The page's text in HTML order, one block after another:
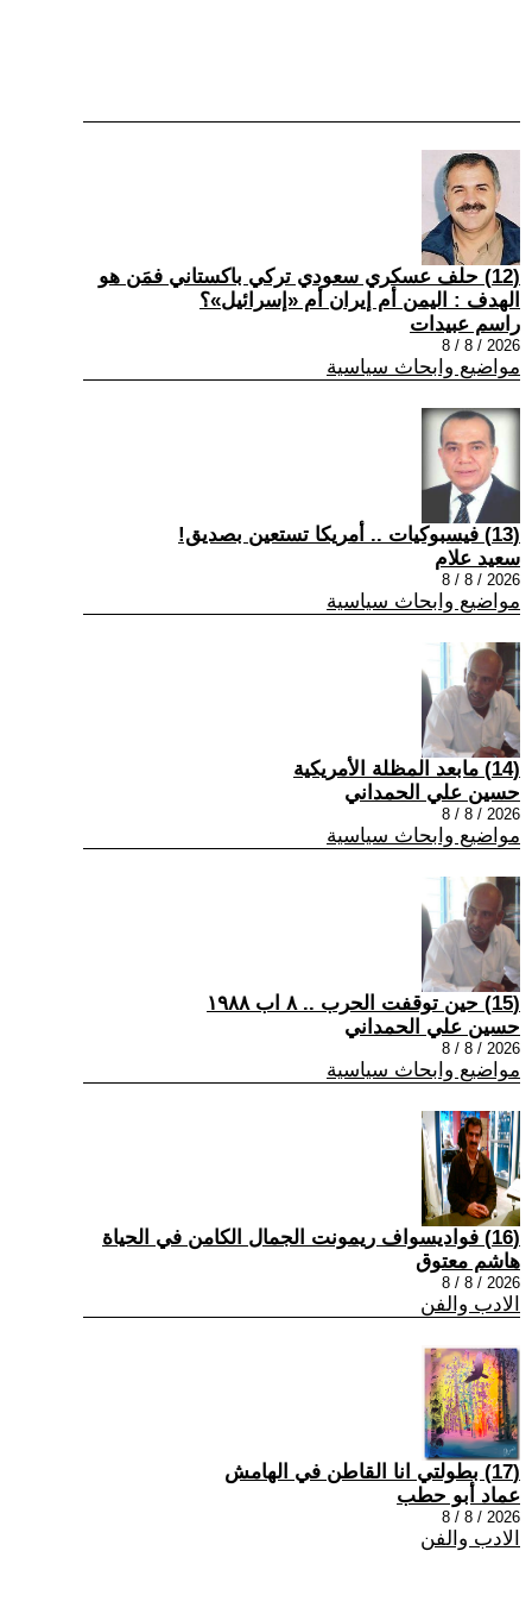
(12) حلف عسكري سعودي تركي باكستاني فمَن هو
الهدف : اليمن أم إيران أم «إسرائيل»؟
راسم عبيدات
2026 / 8 / 8
مواضيع وابحاث سياسية
(13) فيسبوكيات .. أمريكا تستعين بصديق!
سعيد علام
2026 / 8 / 8
مواضيع وابحاث سياسية
(14) مابعد المظلة الأمريكية
حسين علي الحمداني
2026 / 8 / 8
مواضيع وابحاث سياسية
(15) حين توقفت الحرب .. ٨ اب ١٩٨٨
حسين علي الحمداني
2026 / 8 / 8
مواضيع وابحاث سياسية
(16) فواديسواف ريمونت الجمال الكامن في الحياة
هاشم معتوق
2026 / 8 / 8
الادب والفن
(17) بطولتي انا القاطن في الهامش
عماد أبو حطب
2026 / 8 / 8
الادب والفن